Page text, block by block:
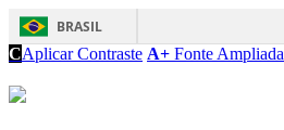
BRASIL
CAplicar Contraste A+ Fonte Ampliada